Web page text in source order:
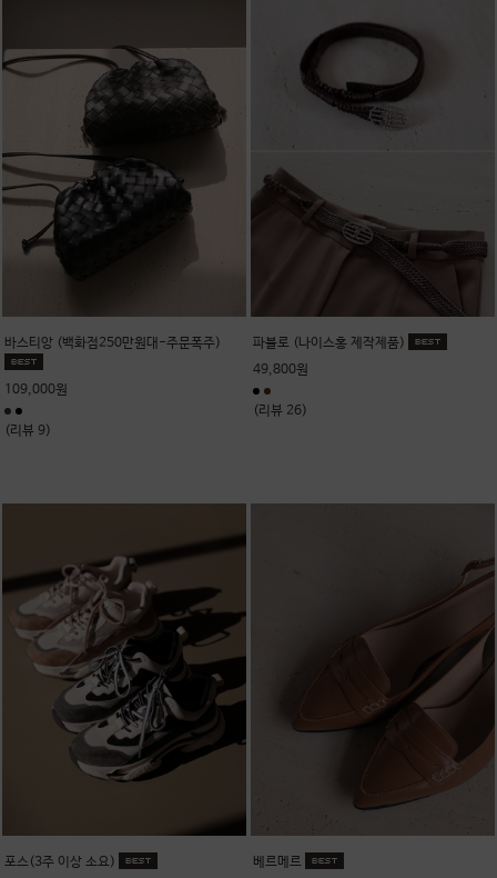
바스티앙 (백화점250만원대-주문폭주)
109,000원
(리뷰 9)
파블로 (나이스홍 제작제품)
49,800원
(리뷰 26)
포스(3주 이상 소요)
베르메르